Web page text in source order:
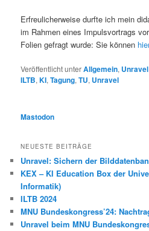
Erfreulicherweise durfte ich mein
im Rahmen eines Impulsvortrags
Folien gefragt wurde: Sie können
Veröffentlicht unterAllgemein, Unravel
ILTB,KI,Tagung,TU, Unravel
Mastodon
NEUESTE BEITRÄGE
Unravel: Sichern der
KEX – KI Education Box der
Informatik)
ILTB 2024
MNU Bundeskongress’24:
Unravel beim MNU